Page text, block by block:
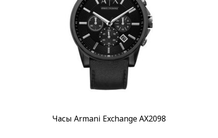
Часы Armani Exchange AX2098